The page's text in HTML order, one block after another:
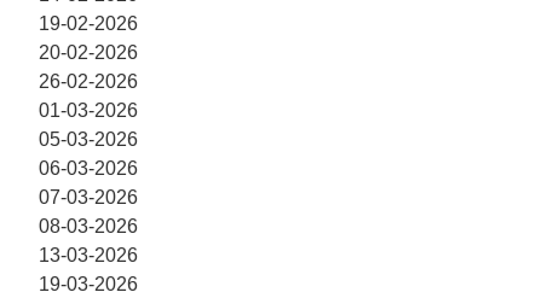
19-02-2026
20-02-2026
26-02-2026
01-03-2026
05-03-2026
06-03-2026
07-03-2026
08-03-2026
13-03-2026
19-03-2026